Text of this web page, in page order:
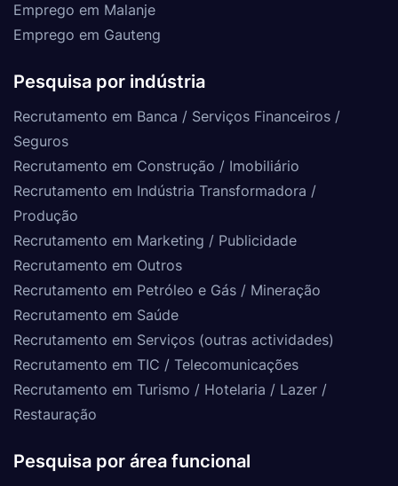
Emprego em Malanje
Emprego em Gauteng
Pesquisa por indústria
Recrutamento em Banca / Serviços Financeiros /
Seguros
Recrutamento em Construção / Imobiliário
Recrutamento em Indústria Transformadora /
Produção
Recrutamento em Marketing / Publicidade
Recrutamento em Outros
Recrutamento em Petróleo e Gás / Mineração
Recrutamento em Saúde
Recrutamento em Serviços (outras actividades)
Recrutamento em TIC / Telecomunicações
Recrutamento em Turismo / Hotelaria / Lazer /
Restauração
Pesquisa por área funcional